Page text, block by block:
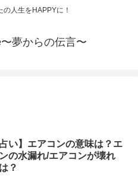
人生をHAPPYに！
夢からの伝言〜
占い】エアコンの意味は？エ
の水漏れ/エアコンが壊れ
？